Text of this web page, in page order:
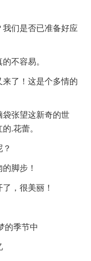
们是否已准备好应
不容易。
了！这是个多情的
张望这新奇的世
.花蕾。
脚步！
，很美丽！
季节中